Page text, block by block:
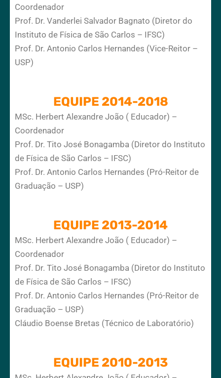
Coordenador
Prof. Dr. Vanderlei Salvador Bagnato (Diretor do
Instituto de Física de São Carlos – IFSC)
Prof. Dr. Antonio Carlos Hernandes (Vice-Reitor –
USP)
EQUIPE 2014-2018
MSc. Herbert Alexandre João ( Educador) –
Coordenador
Prof. Dr. Tito José Bonagamba (Diretor do Instituto
de Física de São Carlos – IFSC)
Prof. Dr. Antonio Carlos Hernandes (Pró-Reitor de
Graduação – USP)
EQUIPE 2013-2014
MSc. Herbert Alexandre João ( Educador) –
Coordenador
Prof. Dr. Tito José Bonagamba (Diretor do Instituto
de Física de São Carlos – IFSC)
Prof. Dr. Antonio Carlos Hernandes (Pró-Reitor de
Graduação – USP)
Cláudio Boense Bretas (Técnico de Laboratório)
EQUIPE 2010-2013